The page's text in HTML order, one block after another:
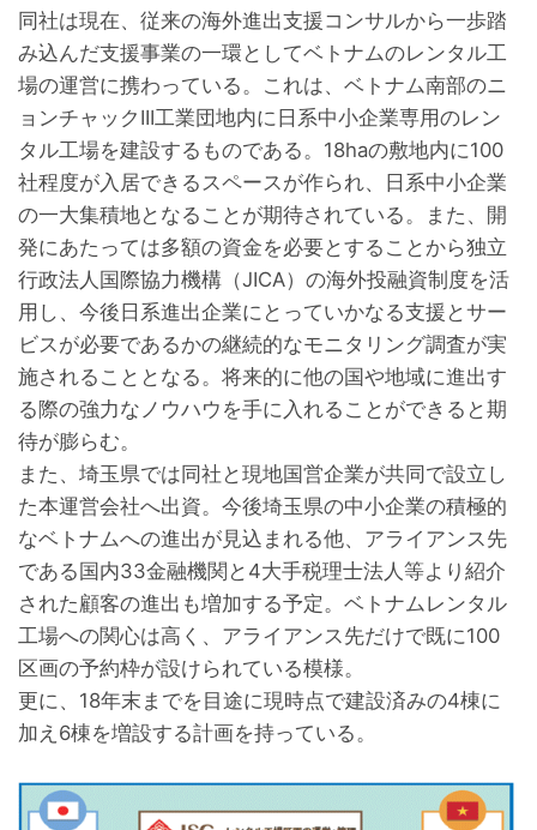
同社は現在、従来の海外進出支援コンサルから一歩踏
み込んだ支援事業の一環としてベトナムのレンタル工
場の運営に携わっている。これは、ベトナム南部のニ
ョンチャックIII工業団地内に日系中小企業専用のレン
タル工場を建設するものである。18haの敷地内に100
社程度が入居できるスペースが作られ、日系中小企業
の一大集積地となることが期待されている。また、開
発にあたっては多額の資金を必要とすることから独立
行政法人国際協力機構（JICA）の海外投融資制度を活
用し、今後日系進出企業にとっていかなる支援とサー
ビスが必要であるかの継続的なモニタリング調査が実
施されることとなる。将来的に他の国や地域に進出す
る際の強力なノウハウを手に入れることができると期
待が膨らむ。
また、埼玉県では同社と現地国営企業が共同で設立し
た本運営会社へ出資。今後埼玉県の中小企業の積極的
なベトナムへの進出が見込まれる他、アライアンス先
である国内33金融機関と4大手税理士法人等より紹介
された顧客の進出も増加する予定。ベトナムレンタル
工場への関心は高く、アライアンス先だけで既に100
区画の予約枠が設けられている模様。
更に、18年末までを目途に現時点で建設済みの4棟に
加え6棟を増設する計画を持っている。